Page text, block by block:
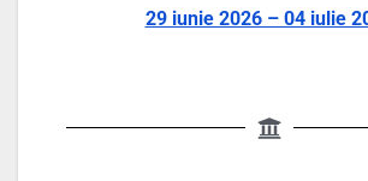
29 iunie 2026 – 04 iulie